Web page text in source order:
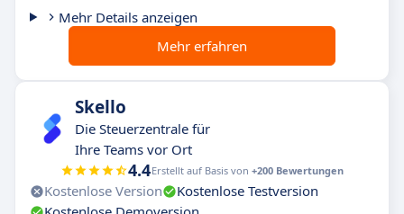
Mehr Details anzeigen
Mehr erfahren
Skello
Die Steuerzentrale für
Ihre Teams vor Ort
4.4Erstellt auf Basis von +200 Bewertungen
Kostenlose Version
Kostenlose Testversion